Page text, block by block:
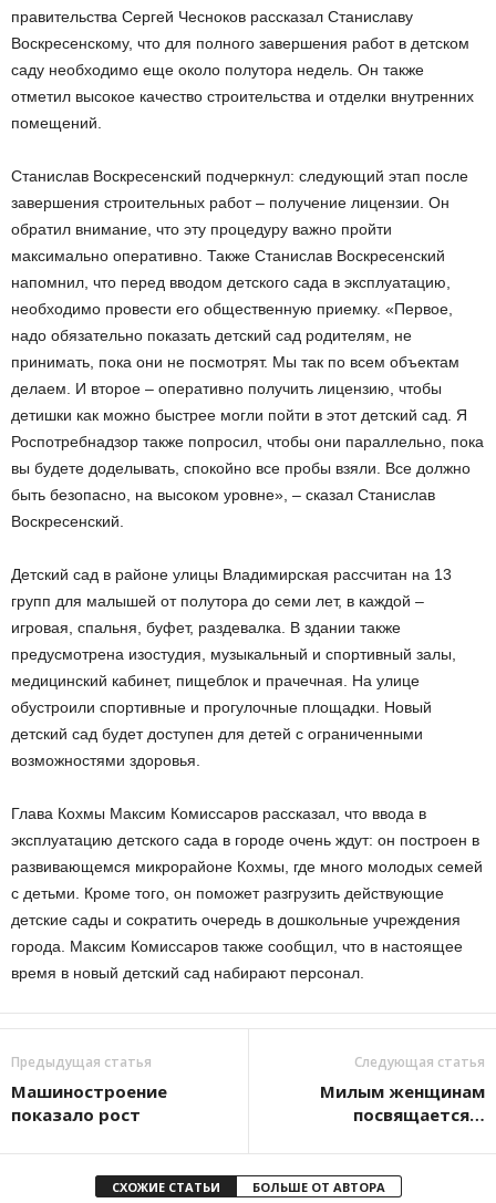
правительства Сергей Чесноков рассказал Станиславу
Воскресенскому, что для полного завершения работ в детском
саду необходимо еще около полутора недель. Он также
отметил высокое качество строительства и отделки внутренних
помещений.
Станислав Воскресенский подчеркнул: следующий этап после
завершения строительных работ – получение лицензии. Он
обратил внимание, что эту процедуру важно пройти
максимально оперативно. Также Станислав Воскресенский
напомнил, что перед вводом детского сада в эксплуатацию,
необходимо провести его общественную приемку. «Первое,
надо обязательно показать детский сад родителям, не
принимать, пока они не посмотрят. Мы так по всем объектам
делаем. И второе – оперативно получить лицензию, чтобы
детишки как можно быстрее могли пойти в этот детский сад. Я
Роспотребнадзор также попросил, чтобы они параллельно, пока
вы будете доделывать, спокойно все пробы взяли. Все должно
быть безопасно, на высоком уровне», – сказал Станислав
Воскресенский.
Детский сад в районе улицы Владимирская рассчитан на 13
групп для малышей от полутора до семи лет, в каждой –
игровая, спальня, буфет, раздевалка. В здании также
предусмотрена изостудия, музыкальный и спортивный залы,
медицинский кабинет, пищеблок и прачечная. На улице
обустроили спортивные и прогулочные площадки. Новый
детский сад будет доступен для детей с ограниченными
возможностями здоровья.
Глава Кохмы Максим Комиссаров рассказал, что ввода в
эксплуатацию детского сада в городе очень ждут: он построен в
развивающемся микрорайоне Кохмы, где много молодых семей
с детьми. Кроме того, он поможет разгрузить действующие
детские сады и сократить очередь в дошкольные учреждения
города. Максим Комиссаров также сообщил, что в настоящее
время в новый детский сад набирают персонал.
Предыдущая статья
Машиностроение
показало рост
Следующая статья
Милым женщинам
посвящается…
СХОЖИЕ СТАТЬИ БОЛЬШЕ ОТ АВТОРА